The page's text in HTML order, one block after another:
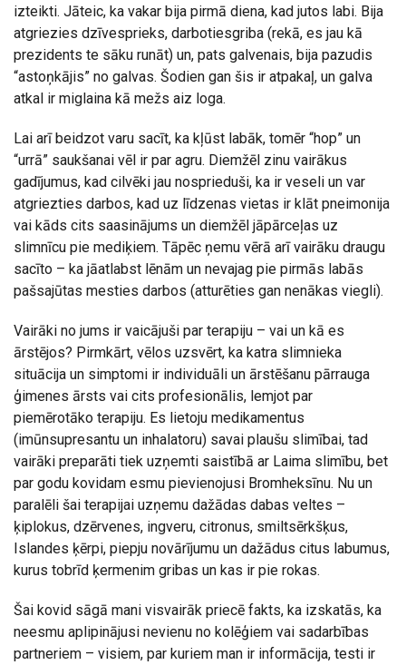
izteikti. Jāteic, ka vakar bija pirmā diena, kad jutos labi. Bija
atgriezies dzīvesprieks, darbotiesgriba (rekā, es jau kā
prezidents te sāku runāt) un, pats galvenais, bija pazudis
“astoņkājis” no galvas. Šodien gan šis ir atpakaļ, un galva
atkal ir miglaina kā mežs aiz loga.
Lai arī beidzot varu sacīt, ka kļūst labāk, tomēr “hop” un
“urrā” saukšanai vēl ir par agru. Diemžēl zinu vairākus
gadījumus, kad cilvēki jau nosprieduši, ka ir veseli un var
atgriezties darbos, kad uz līdzenas vietas ir klāt pneimonija
vai kāds cits saasinājums un diemžēl jāpārceļas uz
slimnīcu pie mediķiem. Tāpēc ņemu vērā arī vairāku draugu
sacīto – ka jāatlabst lēnām un nevajag pie pirmās labās
pašsajūtas mesties darbos (atturēties gan nenākas viegli).
Vairāki no jums ir vaicājuši par terapiju – vai un kā es
ārstējos? Pirmkārt, vēlos uzsvērt, ka katra slimnieka
situācija un simptomi ir individuāli un ārstēšanu pārrauga
ģimenes ārsts vai cits profesionālis, lemjot par
piemērotāko terapiju. Es lietoju medikamentus
(imūnsupresantu un inhalatoru) savai plaušu slimībai, tad
vairāki preparāti tiek uzņemti saistībā ar Laima slimību, bet
par godu kovidam esmu pievienojusi Bromheksīnu. Nu un
paralēli šai terapijai uzņemu dažādas dabas veltes –
ķiplokus, dzērvenes, ingveru, citronus, smiltsērkšķus,
Islandes ķērpi, piepju novārījumu un dažādus citus labumus,
kurus tobrīd ķermenim gribas un kas ir pie rokas.
Šai kovid sāgā mani visvairāk priecē fakts, ka izskatās, ka
neesmu aplipinājusi nevienu no kolēģiem vai sadarbības
partneriem – visiem, par kuriem man ir informācija, testi ir